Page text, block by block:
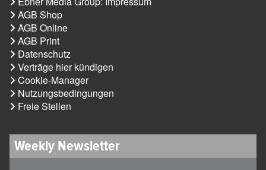
AGB Shop
AGB Online
AGB Print
Datenschutz
Verträge hier kündigen
Cookie-Manager
Nutzungsbedingungen
Freie Stellen
Weekly Newsletter